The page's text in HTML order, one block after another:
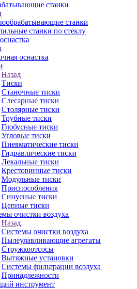
станки
станки
станки по стеклу
оснастка
Назад
Тиски
Станочные тиски
Слесарные тиски
Столярные тиски
Трубные тиски
Глобусные тиски
Угловые тиски
Пневматические тиски
Гидравлические тиски
Лекальные тиски
Крестовинные тиски
Модульные тиски
Приспособления
Синусные тиски
Цепные тиски
очистки воздуха
Назад
Системы очистки воздуха
Пылеулавливающие агрегаты
Стружкоотсосы
Вытяжные установки
Системы фильтрации воздуха
Принадлежности
инструмент